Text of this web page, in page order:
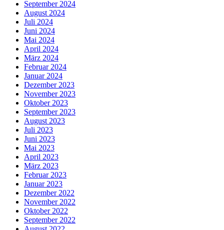
September 2024
August 2024
Juli 2024
Juni 2024
Mai 2024
April 2024
März 2024
Februar 2024
Januar 2024
Dezember 2023
November 2023
Oktober 2023
September 2023
August 2023
Juli 2023
Juni 2023
Mai 2023
April 2023
März 2023
Februar 2023
Januar 2023
Dezember 2022
November 2022
Oktober 2022
September 2022